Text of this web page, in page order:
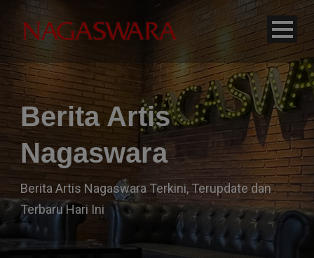
Berita Artis
Nagaswara
Berita Artis Nagaswara Terkini, Terupdate dan
Terbaru Hari Ini
modal-check